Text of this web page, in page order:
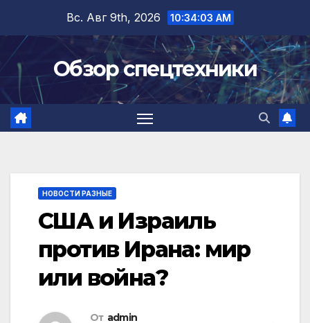
содержимому
Вс. Авг 9th, 2026 10:34:04 AM
Обзор спецтехники
НОВОСТИ РАЗНЫЕ
США и Израиль
против Ирана: мир
или война?
От admin